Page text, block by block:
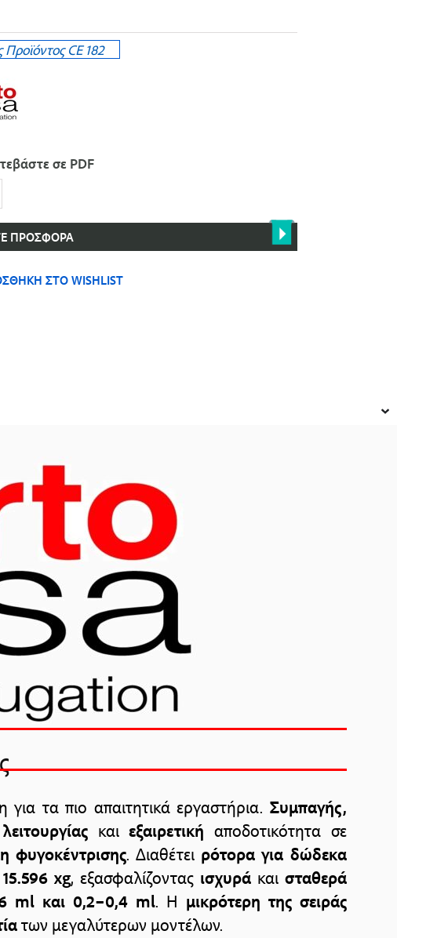
ΠροϊόντοςCE 182
σε PDF
ΠΡΟΣΦΟΡΆ
ΣΤΟ WISHLIST
για τα πιο απαιτητικά εργαστήρια. Συμπαγής,
καιεξαιρετική αποδοτικότητα σε
φυγοκέντρισης. Διαθέτει ρότορα για δώδεκα
15.596 xg, εξασφαλίζοντας ισχυράκαι σταθερά
ml και 0,2–0,4 ml. Η μικρότερη της σειράς
των μεγαλύτερων μοντέλων.